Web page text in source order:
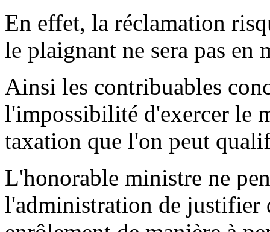
En effet, la réclamation
le plaignant ne sera pas en
Ainsi les contribuables
l'impossibilité d'exercer le
taxation que l'on peut
L'honorable ministre ne
l'administration de justifier